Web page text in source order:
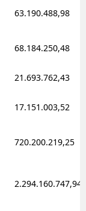
63.190.488,98
68.184.250,48
21.693.762,43
17.151.003,52
720.200.219,25
2.294.160.747,94